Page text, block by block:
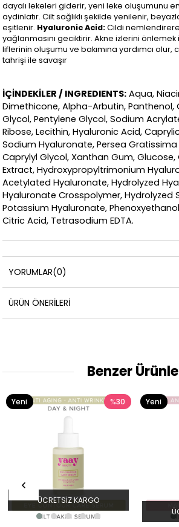
dayalı lekeleri giderir, yeni leke oluşumunu
aydinlatır. Cilt sağlıklı şekilde yenilenir,
eşitlenir. Hyaluronic Acid:Cildi
yağlanmasını geciktirir. Akne izlerini önlemek
liflerinin oluşumu ve bakımına yardımcı olur,
tahrişi ile savaşır
İÇİNDEKİLER / INGREDIENTS: Aqua,
Dimethicone, Alpha-Arbutin, Panthenol,
Glycol, Pentylene Glycol, Sodium
Ribose, Lecithin, Hyaluronic Acid,
Sodium Hyaluronate, Persea Gratissima
Caprylyl Glycol, Xanthan Gum,
Extract, Hydroxypropyltrimonium
Acetylated Hyaluronate, Hydrolyzed
Hyaluronate Crosspolymer, Hydrolyzed
Potassium Hyaluronate,
Citric Acid, Tetrasodium EDTA.
YORUMLAR(0)
ÜRÜN ÖNERILERI
Benzer
%30
ÜCRETSIZ KARGO
Yeni
Yeni